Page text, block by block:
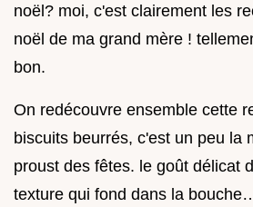
noël? moi, c'est clairement les
noël de ma grand mère !
bon.
On redécouvre ensemble cette
biscuits beurrés, c'est un peu la
proust des fêtes. le goût délicat
texture qui fond dans la